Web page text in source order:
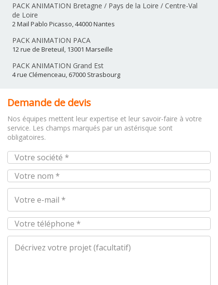
PACK ANIMATION Bretagne / Pays de la Loire / Centre-Val
de Loire
2 Mail Pablo Picasso, 44000 Nantes
PACK ANIMATION PACA
12 rue de Breteuil, 13001 Marseille
PACK ANIMATION Grand Est
4 rue Clémenceau, 67000 Strasbourg
Demande de devis
Nos équipes mettent leur expertise et leur savoir-faire à votre
service. Les champs marqués par un astérisque sont
obligatoires.